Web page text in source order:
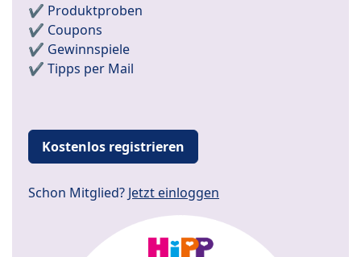
✔️ Produktproben
✔️ Coupons
✔️ Gewinnspiele
✔️ Tipps per Mail
Kostenlos registrieren
Schon Mitglied? Jetzt einloggen